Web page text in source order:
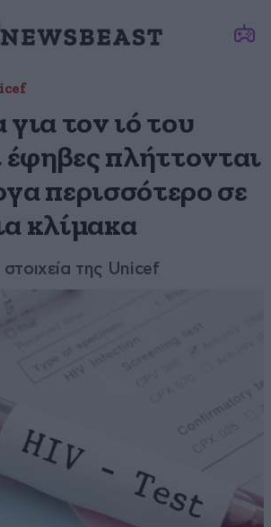
τον ιό του
έφηβες πλήττονται
περισσότερο σε
κλίμακα
της Unicef